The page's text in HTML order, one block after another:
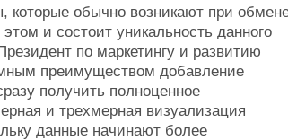
которые обычно возникают при
и состоит уникальность данного
по маркетингу и развитию
преимуществом добавление
получить полноценное
и трехмерная визуализация
данные начинают более